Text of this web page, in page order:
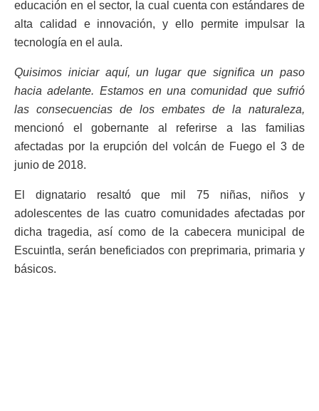
educación en el sector, la cual cuenta con estándares de
alta calidad e innovación, y ello permite impulsar la
tecnología en el aula.
Quisimos iniciar aquí, un lugar que significa un paso
hacia adelante. Estamos en una comunidad que sufrió
las consecuencias de los embates de la naturaleza,
mencionó el gobernante al referirse a las familias
afectadas por la erupción del volcán de Fuego el 3 de
junio de 2018.
El dignatario resaltó que mil 75 niñas, niños y
adolescentes de las cuatro comunidades afectadas por
dicha tragedia, así como de la cabecera municipal de
Escuintla, serán beneficiados con preprimaria, primaria y
básicos.